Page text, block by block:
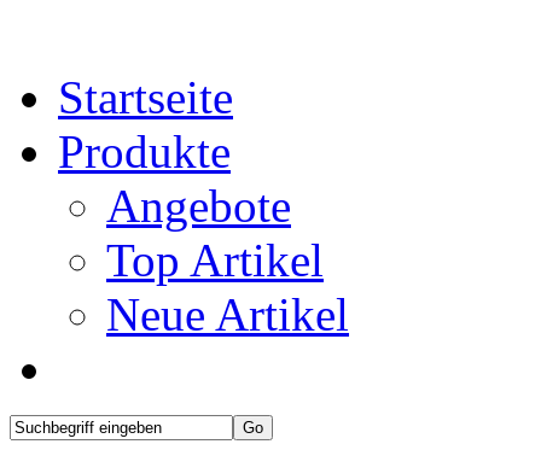
Startseite
Produkte
Angebote
Top Artikel
Neue Artikel